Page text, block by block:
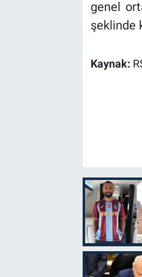
genel
şeklinde
Kaynak: